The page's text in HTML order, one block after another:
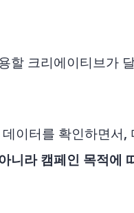
할 크리에이티브가
이터를 확인하면서,
니라 캠페인 목적에